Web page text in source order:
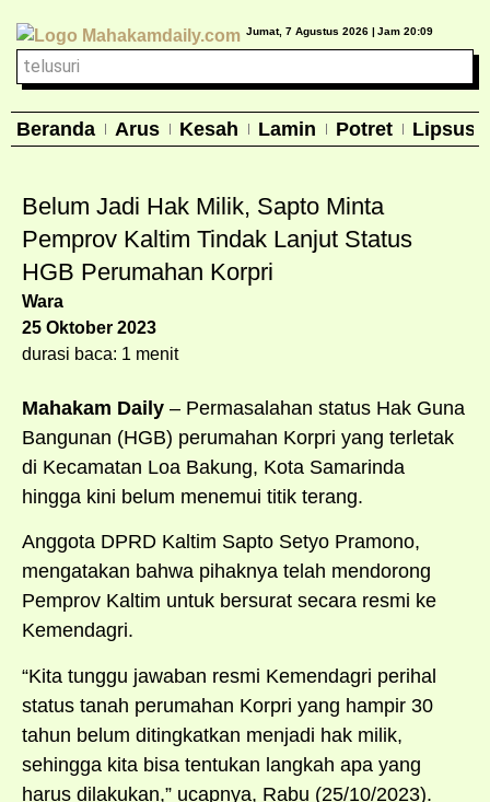
Jumat, 7 Agustus 2026 | Jam 20:09
Beranda Arus Kesah Lamin Potret Lipsus
Belum Jadi Hak Milik, Sapto Minta
Pemprov Kaltim Tindak Lanjut Status
HGB Perumahan Korpri
Wara
25 Oktober 2023
durasi baca: 1 menit
Mahakam Daily – Permasalahan status Hak Guna
Bangunan (HGB) perumahan Korpri yang terletak
di Kecamatan Loa Bakung, Kota Samarinda
hingga kini belum menemui titik terang.
Anggota DPRD Kaltim Sapto Setyo Pramono,
mengatakan bahwa pihaknya telah mendorong
Pemprov Kaltim untuk bersurat secara resmi ke
Kemendagri.
“Kita tunggu jawaban resmi Kemendagri perihal
status tanah perumahan Korpri yang hampir 30
tahun belum ditingkatkan menjadi hak milik,
sehingga kita bisa tentukan langkah apa yang
harus dilakukan,” ucapnya, Rabu (25/10/2023).